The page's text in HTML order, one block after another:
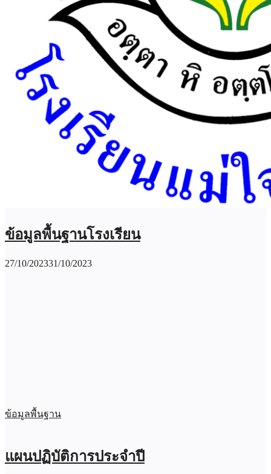
ข้อมูลพื้นฐานโรงเรียน
27/10/202331/10/2023
ข้อมูลพื้นฐาน
แผนปฏิบัติการประจำปี